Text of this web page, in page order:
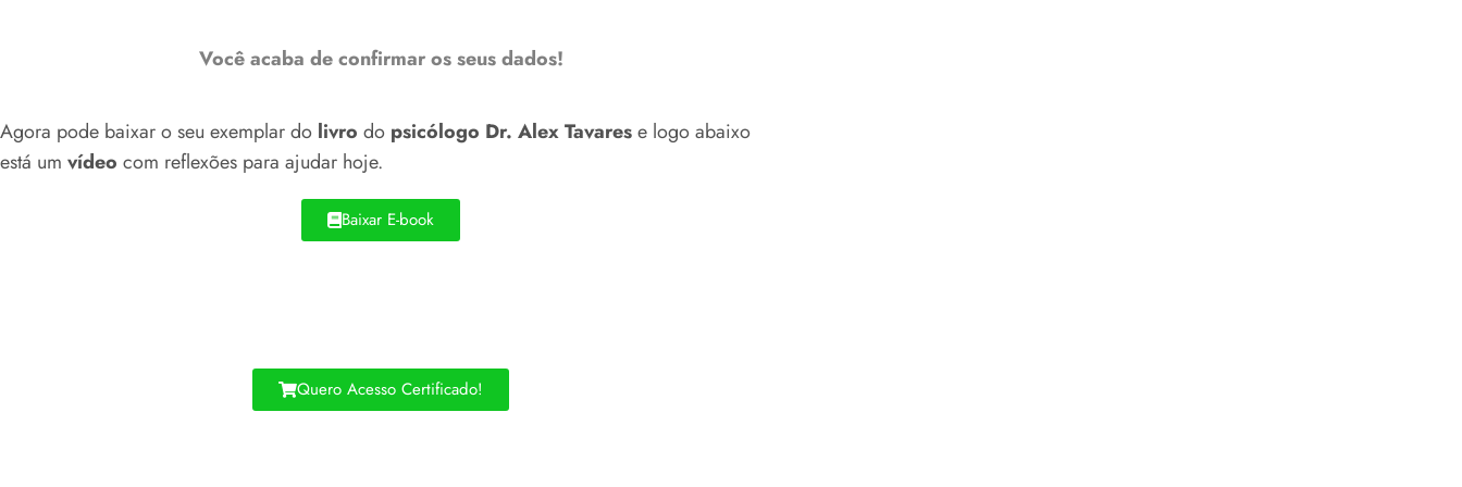
Você acaba de confirmar os seus dados!
Agora pode baixar o seu exemplar do livro do psicólogo Dr. Alex Tavarese logo abaixo
está um vídeo com reflexões para ajudar hoje.
Baixar E-book
Quero Acesso Certificado!